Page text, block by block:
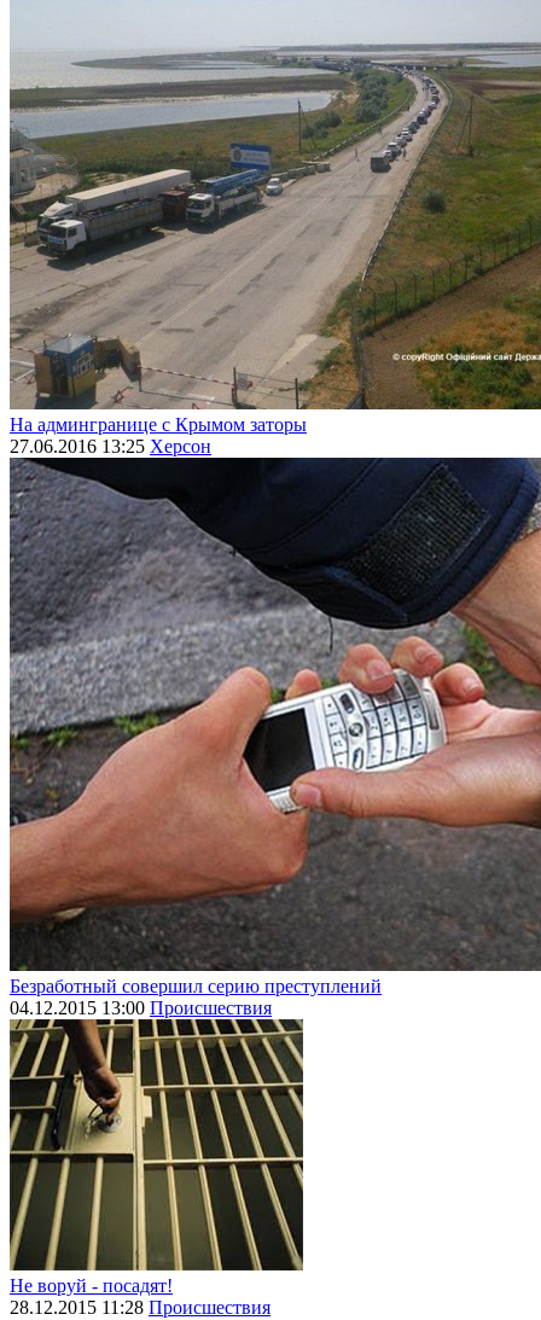
На админгранице с Крымом заторы
27.06.2016 13:25 Херсон
Безработный совершил серию преступлений
04.12.2015 13:00 Происшествия
Не воруй - посадят!
28.12.2015 11:28 Происшествия